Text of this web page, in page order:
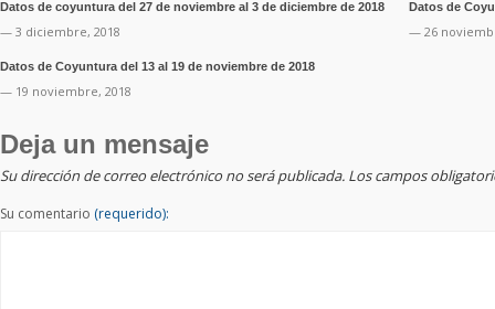
Datos de coyuntura del 27 de noviembre al 3 de diciembre de 2018
— 3 diciembre, 2018
Datos de
— 26
Datos de Coyuntura del 13 al 19 de noviembre de 2018
— 19 noviembre, 2018
Deja un mensaje
Su dirección de correo electrónico no será publicada. Los campos
Su comentario (requerido):